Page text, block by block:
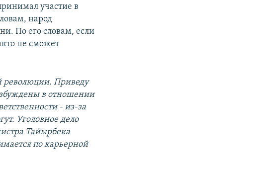
участие в
народ
По его словам, если
не сможет
революции. Приведу
в отношении
- из-за
Уголовное дело
Тайырбека
по карьерной